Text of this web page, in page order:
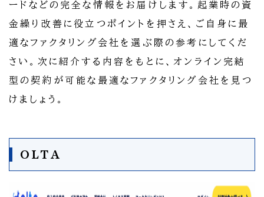
ードなどの完全な情報をお届けします。起業時の資
金繰り改善に役立つポイントを押さえ、ご自身に最
適なファクタリング会社を選ぶ際の参考にしてくだ
さい。次に紹介する内容をもとに、オンライン完結
型の契約が可能な最適なファクタリング会社を見つ
けましょう。
OLTA